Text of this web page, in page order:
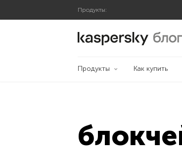
Продукты:
Блог
Продукты Как купить